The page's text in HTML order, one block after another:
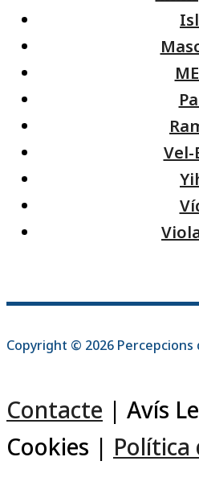
Copyright © 2026 Percepcions
Contacte | Avís
Cookies | Política